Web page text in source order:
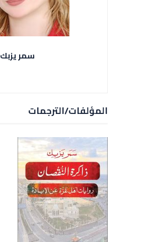
سمر يزبك
المؤلفات/الترجمات